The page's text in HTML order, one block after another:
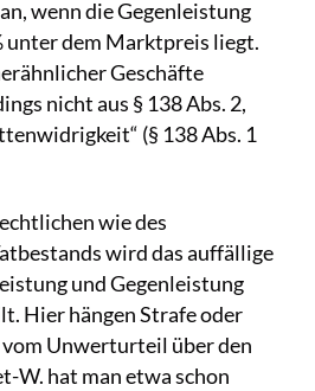
wenn die Gegenleistung
unter dem Marktpreis liegt.
Geschäfte
nicht aus § 138 Abs. 2,
(§ 138 Abs. 1
wie des
wird das auffällige
und Gegenleistung
Hier hängen Strafe oder
Unwerturteil über den
W. hat man etwa schon